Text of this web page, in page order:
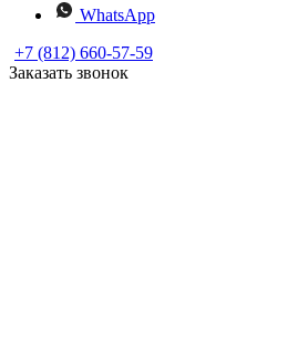
WhatsApp
+7 (812) 660-57-59
Заказать звонок